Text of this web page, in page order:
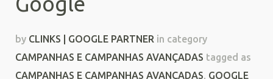
by CLINKS | GOOGLE PARTNER in category
CAMPANHAS E CAMPANHAS AVANÇADAS tagged as
CAMPANHAS E CAMPANHAS AVANÇADAS, GOOGLE